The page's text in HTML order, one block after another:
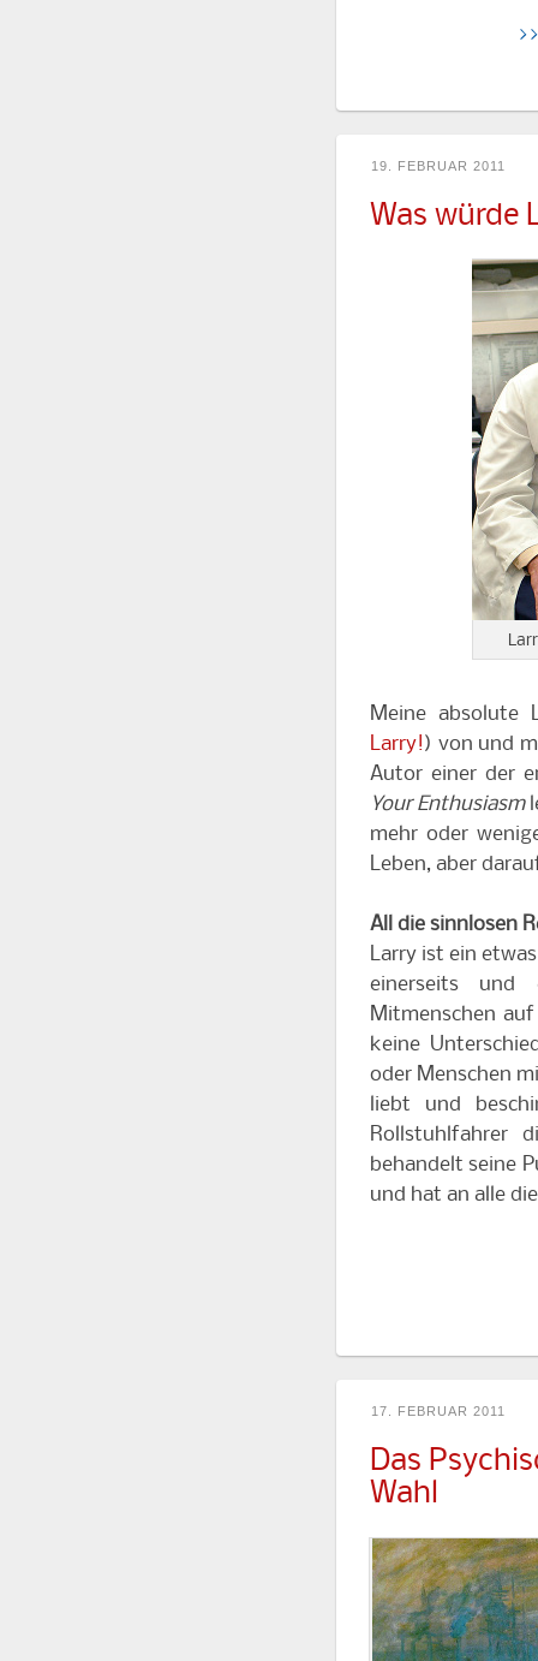
19. FEBRUAR 2011
Was würde
Meine absolute
Larry!) von und
Autor einer der
Your Enthusiasm
mehr oder
Leben, aber
All die sinnlosen
Larry ist ein
einerseits und
Mitmenschen
keine
oder Menschen
liebt und
Rollstuhlfahrer
behandelt seine
und hat an alle
17. FEBRUAR 2011
Das
Wahl